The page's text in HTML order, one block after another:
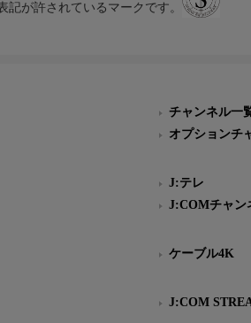
記が許されているマークです。
チャンネル一
オプションチ
J:テレ
J:COMチャン
ケーブル4K
J:COM